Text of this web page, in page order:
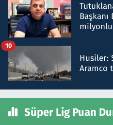
Husiler:
Aramco
10
Süper Lig Puan